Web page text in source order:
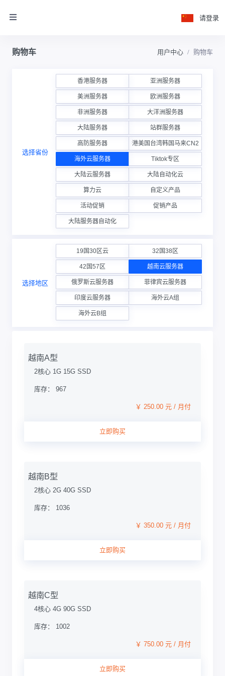
请登录
购物车 用户中心 购物车
选择省份
香港服务器 亚洲服务器
美洲服务器 欧洲服务器
非洲服务器 大洋洲服务器
大陆服务器 站群服务器
高防服务器 香港美国台湾韩国马来CN2云
海外云服务器 Tiktok专区
大陆云服务器 大陆自动化云
算力云 自定义产品
活动促销 促销产品
大陆服务器自动化
选择地区
19国30区云 32国38区
42国57区 越南云服务器
俄罗斯云服务器 菲律宾云服务器
印度云服务器 海外云A组
海外云B组
越南A型
2核心 1G 15G SSD
库存： 967
￥ 250.00 元 / 月付
立即购买
越南B型
2核心 2G 40G SSD
库存： 1036
￥ 350.00 元 / 月付
立即购买
越南C型
4核心 4G 90G SSD
库存： 1002
￥ 750.00 元 / 月付
立即购买